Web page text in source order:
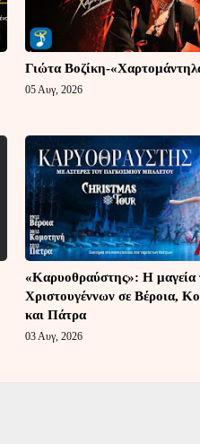
Γιώτα Βοζίκη-
05 Αυγ, 2026
«Καρυοθραύστης»: Η μαγεία
Χριστουγέννων σε Βέροια,
και Πάτρα
03 Αυγ, 2026